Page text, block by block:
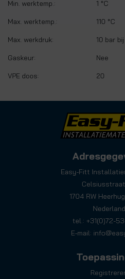
Min. werktemp.: 1 °C
Max. werktemp.: 110 °C
Max. werkdruk: 10 bar
Gaskeur: Nee
VPE doos: 20
Easy-Fitt
1704 RW
Nederland
tel.: +31(0)72-
E-mail: